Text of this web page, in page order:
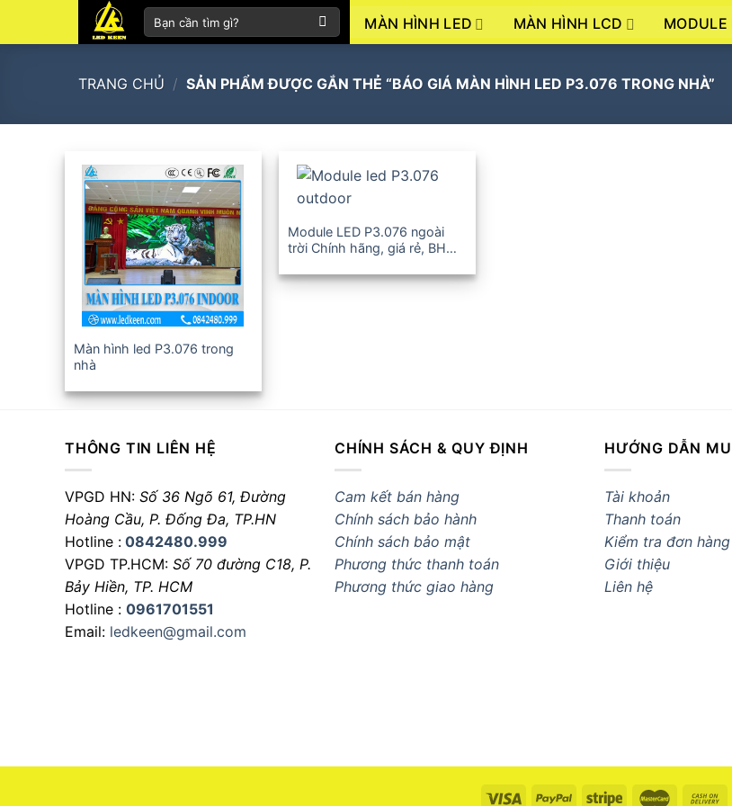
kiếm:
MÀN HÌNH LED MÀN HÌNH LCD MODULE
TRANG CHỦ / SẢN PHẨM ĐƯỢC GẮN THẺ “BÁO GIÁ MÀN HÌNH LED P3.076 TRONG NHÀ”
+
Màn hình led P3.076 trong
nhà
+
Module LED P3.076 ngoài
trời Chính hãng, giá rẻ, BH
THÔNG TIN LIÊN HỆ
VPGD HN: Số 36 Ngõ 61, Đường
Hoàng Cầu, P. Đống Đa, TP.HN
Hotline : 0842480.999
VPGD TP.HCM: Số 70 đường C18, P.
Bảy Hiền, TP. HCM
Hotline : 0961701551
Email: ledkeen@gmail.com
CHÍNH SÁCH & QUY ĐỊNH
Cam kết bán hàng
Chính sách bảo hành
Chính sách bảo mật
Phương thức thanh toán
Phương thức giao hàng
HƯỚNG DẪN
Tài khoản
Thanh toán
Kiểm tra đơn hàng
Giới thiệu
Liên hệ